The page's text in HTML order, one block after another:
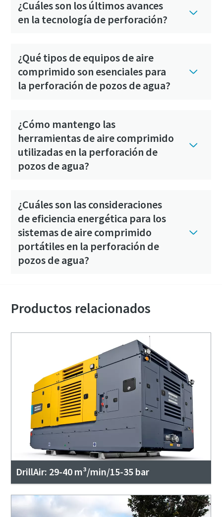
¿Cuáles son los últimos avances
en la tecnología de perforación?
¿Qué tipos de equipos de aire
comprimido son esenciales para
la perforación de pozos de agua?
¿Cómo mantengo las
herramientas de aire comprimido
utilizadas en la perforación de
pozos de agua?
¿Cuáles son las consideraciones
de eficiencia energética para los
sistemas de aire comprimido
portátiles en la perforación de
pozos de agua?
Productos relacionados
DrillAir: 29-40 m³/min/15-35 bar